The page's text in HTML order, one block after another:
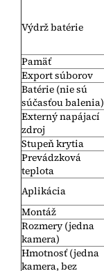
Výdrž batérie
Pamäť
Export súborov
Batérie (nie sú
súčasťou balenia)
Externý napájací
zdroj
Stupeň krytia
Prevádzková
teplota
Aplikácia
Montáž
Rozmery (jedna
kamera)
Hmotnosť (jedna
kamera, bez